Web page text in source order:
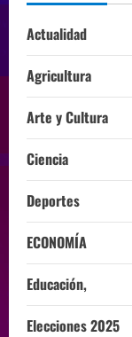
Actualidad
Agricultura
Arte y Cultura
Ciencia
Deportes
ECONOMÍA
Educación,
Elecciones 2025